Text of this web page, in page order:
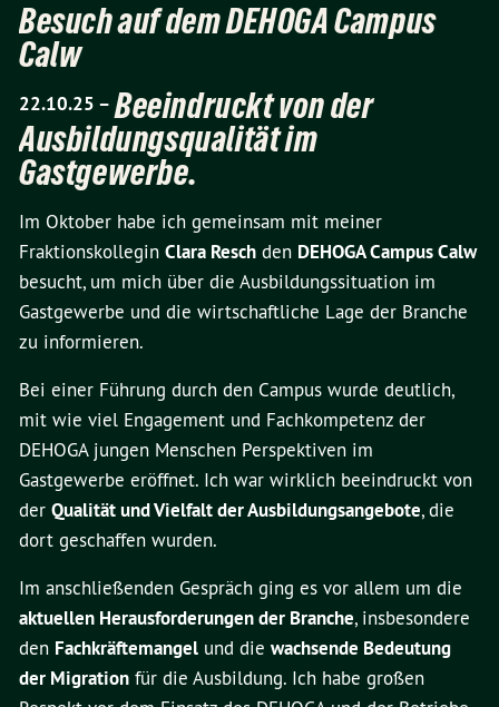
Besuch auf dem DEHOGA Campus
Calw
22.10.25 – Beeindruckt von der
Ausbildungsqualität im
Gastgewerbe.
Im Oktober habe ich gemeinsam mit meiner
Fraktionskollegin Clara Resch den DEHOGA Campus Calw
besucht, um mich über die Ausbildungssituation im
Gastgewerbe und die wirtschaftliche Lage der Branche
zu informieren.
Bei einer Führung durch den Campus wurde deutlich,
mit wie viel Engagement und Fachkompetenz der
DEHOGA jungen Menschen Perspektiven im
Gastgewerbe eröffnet. Ich war wirklich beeindruckt von
der Qualität und Vielfalt der Ausbildungsangebote, die
dort geschaffen wurden.
Im anschließenden Gespräch ging es vor allem um die
aktuellen Herausforderungen der Branche, insbesondere
den Fachkräftemangel und die wachsende Bedeutung
der Migration für die Ausbildung. Ich habe großen